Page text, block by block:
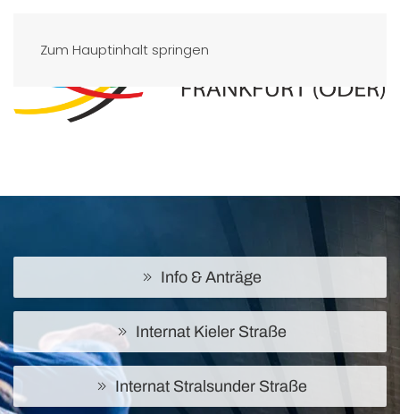
Zum Hauptinhalt springen
Info & Anträge
Internat Kieler Straße
Internat Stralsunder Straße